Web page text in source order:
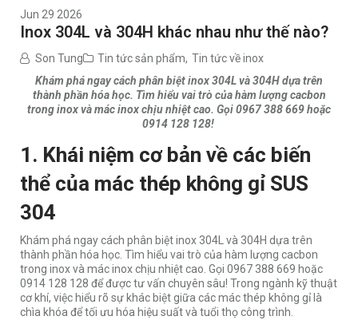
Jun 29 2026
Inox 304L và 304H khác nhau như thế nào?
Son Tung Tin tức sản phẩm, Tin tức về inox
Khám phá ngay cách phân biệt inox 304L và 304H dựa trên
thành phần hóa học. Tìm hiểu vai trò của hàm lượng cacbon
trong inox và mác inox chịu nhiệt cao. Gọi 0967 388 669 hoặc
0914 128 128!
1. Khái niệm cơ bản về các biến
thể của mác thép không gỉ SUS
304
Khám phá ngay cách phân biệt inox 304L và 304H dựa trên
thành phần hóa học. Tìm hiểu vai trò của hàm lượng cacbon
trong inox và mác inox chịu nhiệt cao. Gọi 0967 388 669 hoặc
0914 128 128 để được tư vấn chuyên sâu! Trong ngành kỹ thuật
cơ khí, việc hiểu rõ sự khác biệt giữa các mác thép không gỉ là
chìa khóa để tối ưu hóa hiệu suất và tuổi thọ công trình.